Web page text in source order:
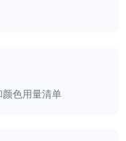
色用量清单